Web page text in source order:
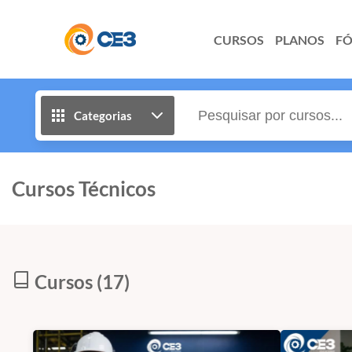
CURSOS PLANOS
Categorias
Cursos Técnicos
Cursos (17)